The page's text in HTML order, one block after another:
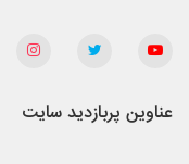
عناوین پربازدید سایت